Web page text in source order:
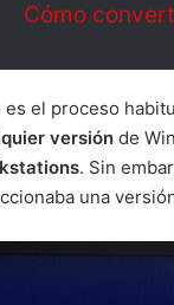
Cómo
es el proceso
versión de
. Sin
una